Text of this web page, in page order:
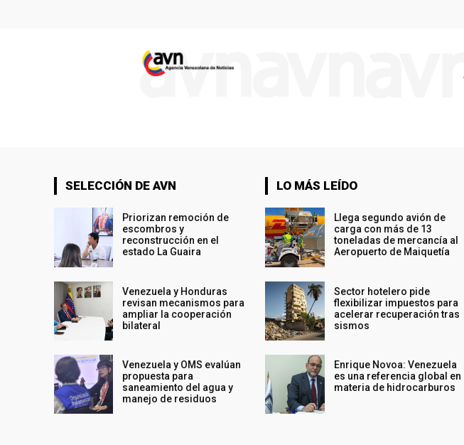
SELECCIÓN DE AVN
Priorizan remoción de
escombros y
reconstrucción en el
estado La Guaira
Venezuela y Honduras
revisan mecanismos para
ampliar la cooperación
bilateral
Venezuela y OMS evalúan
propuesta para
saneamiento del agua y
manejo de residuos
LO MÁS LEÍDO
Llega segundo avión de
carga con más de 13
toneladas de mercancía al
Aeropuerto de Maiquetía
Sector hotelero pide
flexibilizar impuestos para
acelerar recuperación tras
sismos
Enrique Novoa: Venezuela
es una referencia global en
materia de hidrocarburos